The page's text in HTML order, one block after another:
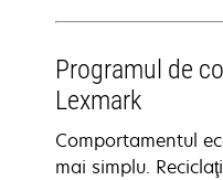
Programul de
Lexmark
Comportamentul
mai simplu.